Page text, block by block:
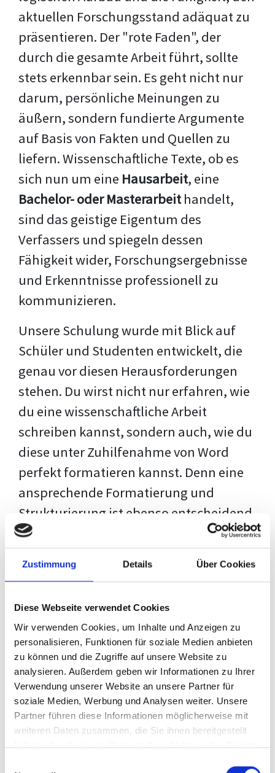
Zustimmung Details Über Cookies
Diese Webseite verwendet Cookies
Wir verwenden Cookies, um Inhalte und Anzeigen zu
personalisieren, Funktionen für soziale Medien anbieten
zu können und die Zugriffe auf unsere Website zu
analysieren. Außerdem geben wir Informationen zu Ihrer
Verwendung unserer Website an unsere Partner für
soziale Medien, Werbung und Analysen weiter. Unsere
Partner führen diese Informationen möglicherweise mit
weiteren Daten zusammen, die Sie ihnen bereitgestellt
haben oder die sie im Rahmen Ihrer Nutzung der Dienste
aktuellen Forschungsstand adäquat zu
präsentieren. Der "rote Faden", der
durch die gesamte Arbeit führt, sollte
stets erkennbar sein. Es geht nicht nur
darum, persönliche Meinungen zu
äußern, sondern fundierte Argumente
auf Basis von Fakten und Quellen zu
liefern. Wissenschaftliche Texte, ob es
sich nun um eine Hausarbeit, eine
Bachelor- oder Masterarbeithandelt,
sind das geistige Eigentum des
Verfassers und spiegeln dessen
Fähigkeit wider, Forschungsergebnisse
und Erkenntnisse professionell zu
kommunizieren.
Unsere Schulung wurde mit Blick auf
Schüler und Studenten entwickelt, die
genau vor diesen Herausforderungen
stehen. Du wirst nicht nur erfahren, wie
du eine wissenschaftliche Arbeit
schreiben kannst, sondern auch, wie du
diese unter Zuhilfenahme von Word
perfekt formatieren kannst. Denn eine
ansprechende Formatierung und
Strukturierung ist ebenso entscheidend
wie der Inhalt selbst. Jeder Prüfer hat
eigene Erwartungen, und unsere
Schulung ist so konzipiert, dass sie dir
deiner individuellen Vorlage zeigt,
anstatt eine Einheitslösung zu bieten.
Der Prozess des wissenschaftlichen
Schreibens kann ohne das richtige
Wissen eine große Herausforderung
darstellen. Jedoch, ausgestattet mit
denTechniken und Strategiendieses
Kurses, wird die Formatierung deiner